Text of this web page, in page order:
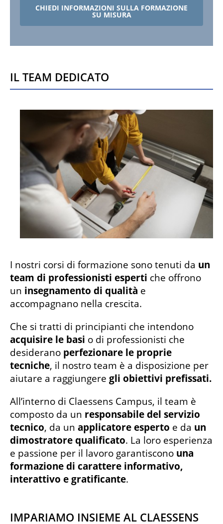
CHIEDI INFORMAZIONI SULLA FORMAZIONE
SU MISURA
Il team dedicato
I nostri corsi di formazione sono tenuti da un
team di professionisti esperti che offrono
un insegnamento di qualità e
accompagnano nella crescita.
Che si tratti di principianti che intendono
acquisire le basi o di professionisti che
desiderano perfezionare le proprie
tecniche, il nostro team è a disposizione per
aiutare a raggiungere gli obiettivi prefissati.
All’interno di Claessens Campus, il team è
composto da un responsabile del servizio
tecnico, da un applicatore esperto e da un
dimostratore qualificato. La loro esperienza
e passione per il lavoro garantiscono una
formazione di carattere informativo,
interattivo e gratificante.
Impariamo insieme al Claessens